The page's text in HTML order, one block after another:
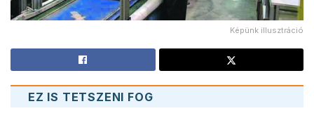
Képünk illusztráció
EZ IS TETSZENI FOG